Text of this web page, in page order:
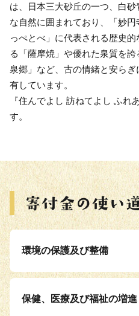
は、日本三大砂丘の一つ、白
な自然に囲まれており、「妙
っぺとべ」に代表される歴史
る「薩摩焼」や優れた泉質を
泉郷」など、古の情緒と安ら
有しています。
『住んでよし 訪ねてよし ふれ
す。
環境の保護及び整備
保健、医療及び福祉の増進